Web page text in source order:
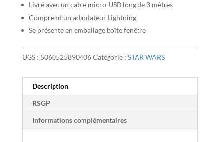
Livré avec un cable micro-USB long de 3 mètres
Comprend un adaptateur Lightning
Se présente en emballage boîte fenêtre
UGS : 5060525890406Catégorie : STAR WARS
Description
RSGP
Informations complémentaires